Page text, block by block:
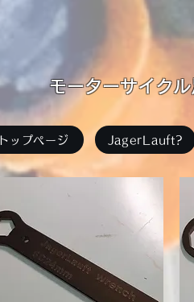
モーターサイク
トップページ JagerLauft?